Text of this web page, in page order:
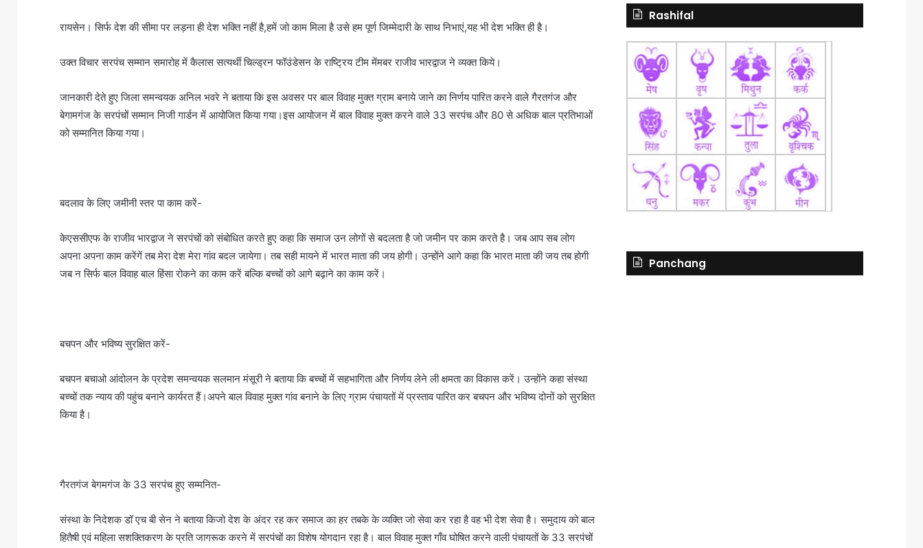
रायसेन। सिर्फ देश की सीमा पर लड़ना ही देश भक्ति नहीं है,हमें जो काम मिला है उसे हम पूर्ण जिम्मेदारी के साथ निभाएं,यह भी देश भक्ति ही है।
उक्त विचार सरपंच सम्मान समारोह में कैलास सत्यर्थी चिल्ड्रन फॉउंडेसन के राष्ट्रिय टीम मेंमबर राजीव भारद्वाज ने व्यक्त किये।
जानकारी देते हुए जिला समन्वयक अनिल भवरे ने बताया कि इस अवसर पर बाल विवाह मुक्त ग्राम बनाये जाने का निर्णय पारित करने वाले गैरतगंज और
बेगामगंज के सरपंचों सम्मान निजी गार्डन में आयोजित किया गया।इस आयोजन में बाल विवाह मुक्त करने वाले 33 सरपंच और 80 से अधिक बाल प्रतिभाओं
को सम्मानित किया गया।
बदलाव के लिए जमीनी स्तर पा काम करें-
केएससीएफ के राजीव भारद्वाज ने सरपंचों को संबोधित करते हुए कहा कि समाज उन लोगों से बदलता है जो जमीन पर काम करते है। जब आप सब लोग
अपना अपना काम करेंगें तब मेरा देश मेरा गांव बदल जायेगा। तब सही मायने में भारत माता की जय होगी। उन्होंने आगे कहा कि भारत माता की जय तब होगी
जब न सिर्फ बाल विवाह बाल हिंसा रोकने का काम करें बल्कि बच्चों को आगे बढ़ाने का काम करें।
बचपन और भविष्य सुरक्षित करें-
बचपन बचाओ आंदोलन के प्रदेश समन्वयक सलमान मंसूरी ने बताया कि बच्चों में सहभागिता और निर्णय लेने ली क्षमता का विकास करें। उन्होंने कहा संस्था
बच्चों तक न्याय की पहुंच बनाने कार्यरत हैं।अपने बाल विवाह मुक्त गांव बनाने के लिए ग्राम पंचायतों में प्रस्ताव पारित कर बचपन और भविष्य दोनों को सुरक्षित
किया है।
गैरतगंज बेगमगंज के 33 सरपंच हुए सम्मनित-
संस्था के निदेशक डॉ एच बी सेन ने बताया किजो देश के अंदर रह कर समाज का हर तबके के व्यक्ति जो सेवा कर रहा है वह भी देश सेवा है। समुदाय को बाल
हितैषी एवं महिला सशक्तिकरण के प्रति जागरूक करने में सरपंचों का विशेष योगदान रहा है। बाल विवाह मुक्त गाँव घोषित करने वाली पंचायतों के 33 सरपंचों
Rashifal
Panchang